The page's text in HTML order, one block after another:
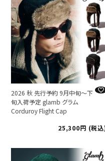
2026 秋 先行予約 9月中旬～下
旬入荷予定 glamb グラム
Corduroy Flight Cap
25,300
税込